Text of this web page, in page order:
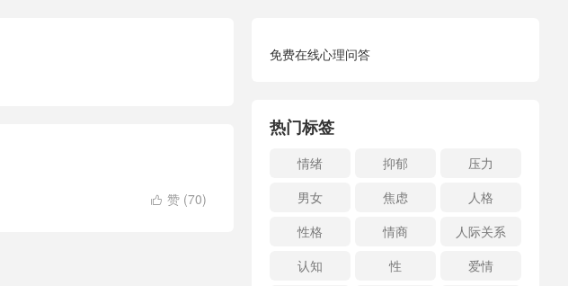
 赞 (70)
免费在线心理问答
热门标签
情绪 抑郁
压力
男女
焦虑
人格
性格
情商
人际关系
认知
性
爱情